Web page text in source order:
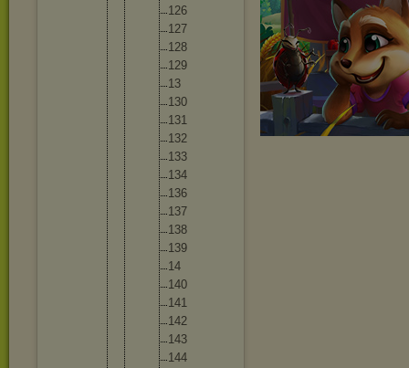
126
127
128
129
13
130
131
132
133
134
136
137
138
139
14
140
141
142
143
144